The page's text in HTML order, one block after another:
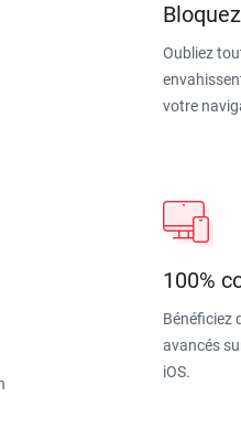
Oubliez
votre
100%
Bénéficiez
avancés
iOS.